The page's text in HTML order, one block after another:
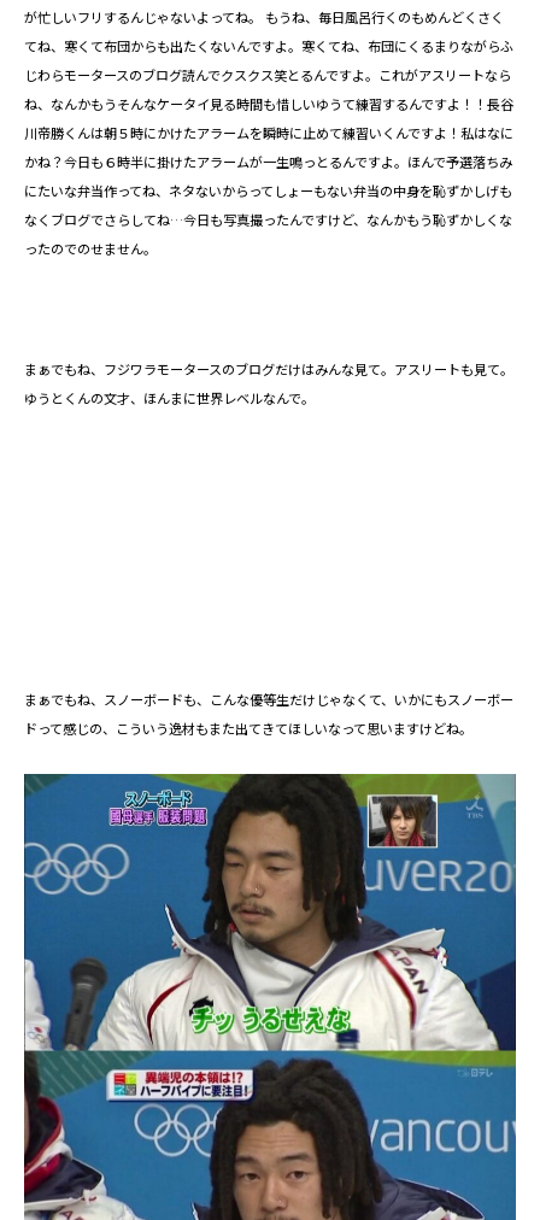
が忙しいフリするんじゃないよってね。 もうね、毎日風呂行くのもめんどくさく
てね、寒くて布団からも出たくないんですよ。寒くてね、布団にくるまりながらふ
じわらモータースのブログ読んでクスクス笑とるんですよ。これがアスリートなら
ね、なんかもうそんなケータイ見る時間も惜しいゆうて練習するんですよ！！長谷
川帝勝くんは朝５時にかけたアラームを瞬時に止めて練習いくんですよ！私はなに
かね？今日も６時半に掛けたアラームが一生鳴っとるんですよ。ほんで予選落ちみ
にたいな弁当作ってね、ネタないからってしょーもない弁当の中身を恥ずかしげも
なくブログでさらしてね…今日も写真撮ったんですけど、なんかもう恥ずかしくな
ったのでのせません。
まぁでもね、フジワラモータースのブログだけはみんな見て。アスリートも見て。
ゆうとくんの文才、ほんまに世界レベルなんで。
まぁでもね、スノーボードも、こんな優等生だけじゃなくて、いかにもスノーボー
ドって感じの、こういう逸材もまた出てきてほしいなって思いますけどね。